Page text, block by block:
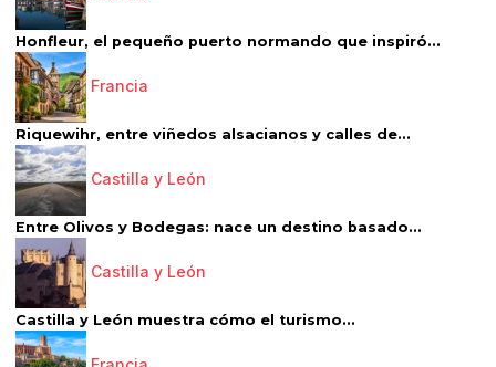
Honfleur, el pequeño puerto normando que inspiró...
Francia
Riquewihr, entre viñedos alsacianos y calles de...
Castilla y León
Entre Olivos y Bodegas: nace un destino basado...
Castilla y León
Castilla y León muestra cómo el turismo...